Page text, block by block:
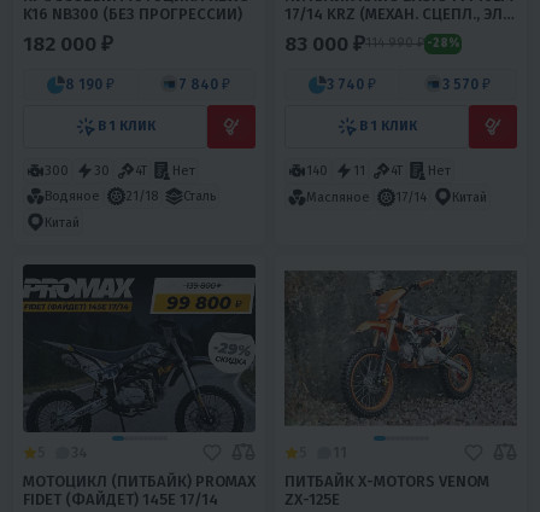
K16 NB300 (БЕЗ ПРОГРЕССИИ)
182 000 ₽
8 190 ₽ 7 840 ₽
В 1 КЛИК
300 30 4T
Нет
Водяное
21/18
Сталь
Китай
17/14 KRZ (МЕХАН. СЦЕПЛ., ЭЛ.
СТАРТЕР 2022 Г.)
83 000 ₽114 990 ₽ -28%
3 740 ₽ 3 570 ₽
В 1 КЛИК
140 11 4T
Нет
Масляное
17/14 Китай
МОТОЦИКЛ (ПИТБАЙК) PROMAX
FIDET (ФАЙДЕТ) 145E 17/14
ПИТБАЙК X-MOTORS VENOM
ZX-125E